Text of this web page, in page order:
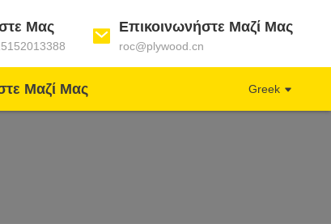
Μας Επικοινωνήστε Μαζί Μας
roc@plywood.cn
Μαζί Μας Greek